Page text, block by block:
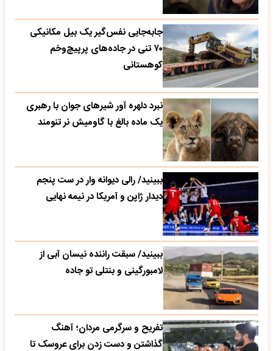
جابه‌جایی نفس‌گیر یک بیل مکانیکی
۷۰ تنی در جاده‌های پرپیچ‌وخم
کوهستانی
نبرد دلهره آور شیرهای جوان با رهبری
یک ماده بالغ با گاومیش نر تنومند
ببینید/ رالی دیوانه وار در ست پنجم
دیدار ژاپن و آمریکا در نیمه نهایی
ببینید/ سبقت راننده نیسان آبی از
لامبورگینی و بنتلی تو جاده
تفریح و سرگرمی مردان؛ آهنگ
گذاشتن و دست زدن برای عروسک تا